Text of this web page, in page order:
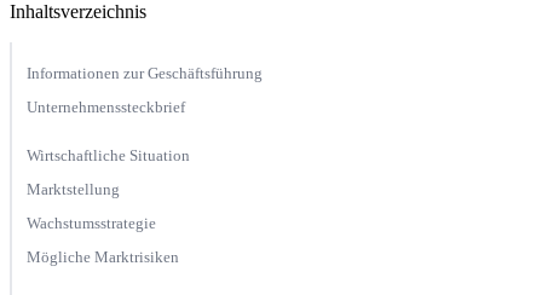
Inhaltsverzeichnis
Informationen zur Geschäftsführung
Unternehmenssteckbrief
Wirtschaftliche Situation
Marktstellung
Wachstumsstrategie
Mögliche Marktrisiken